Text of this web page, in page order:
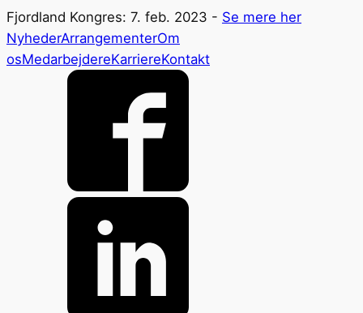
Fjordland Kongres: 7. feb. 2023 - Se mere her
NyhederArrangementerOm
osMedarbejdereKarriereKontakt